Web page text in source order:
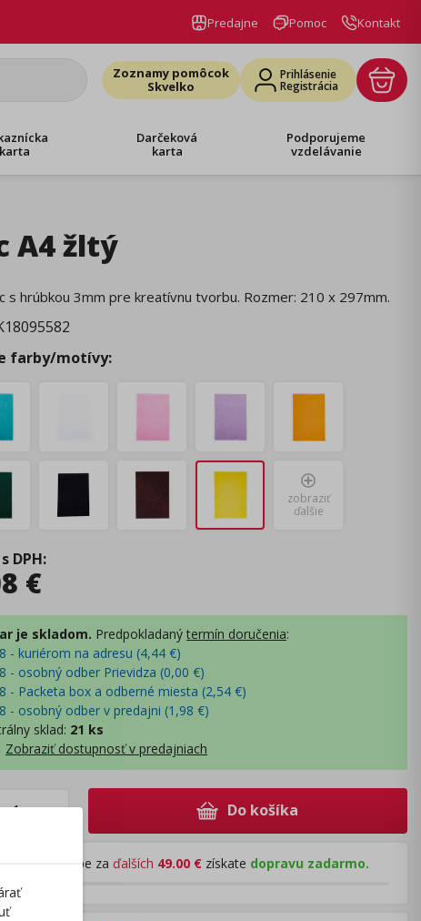
Predajne Pomoc Kontakt
Zoznamy pomôcok
Skvelko
Prihlásenie
Registrácia
karta
Darčeková
karta
Podporujeme
vzdelávanie
A4 žltý
s hrúbkou 3mm pre kreatívnu tvorbu. Rozmer: 210 x 297mm.
farby/motívy:
zobraziť
ďalšie
DPH:
€
je skladom. Predpokladaný termín doručenia:
- kuriérom na adresu (4,44 €)
- osobný odber Prievidza (0,00 €)
- Packeta box a odberné miesta (2,54 €)
- osobný odber v predajni (1,98 €)
sklad: 21 ks
Zobraziť dostupnosť v predajniach
+ Do košíka
Pri nákupe za ďalších 49.00 € získate dopravu zadarmo.